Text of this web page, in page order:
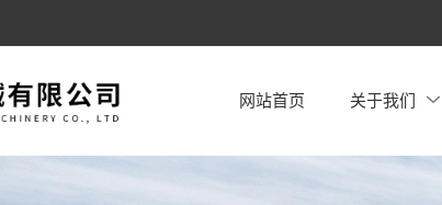
网站首页 关于我们